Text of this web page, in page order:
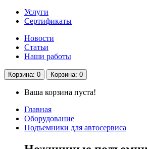
Услуги
Сертификаты
Новости
Статьи
Наши работы
Корзина: 0 Корзина: 0
Ваша корзина пуста!
Главная
Оборудование
Подъемники для автосервиса